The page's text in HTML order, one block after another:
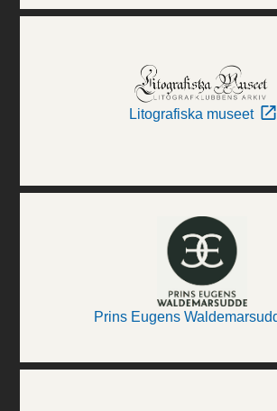
Litografiska museet
Prins Eugens